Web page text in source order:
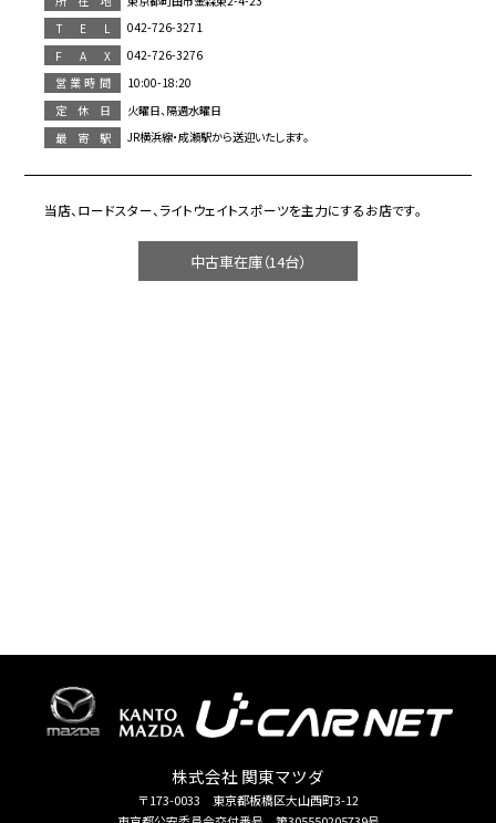
T E L
042-726-3271
F A X
042-726-3276
営業時間
10:00-18:20
定休日
火曜日、隔週水曜日
最寄駅
JR横浜線・成瀬駅から送迎いたします。
当店、ロードスター、ライトウェイトスポーツを主力にするお店です。
中古車在庫（14台）
株式会社 関東マツダ
〒173-0033 東京都板橋区大山西町3-12